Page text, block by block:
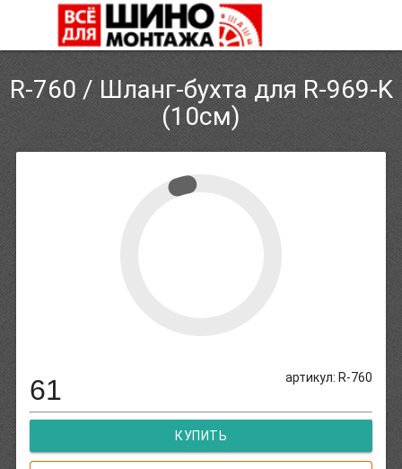
R-760 / Шланг-бухта для R-969-K
(10см)
артикул: R-760
61
КУПИТЬ